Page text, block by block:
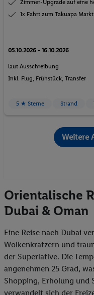
Zimmer-Upgrade auf eine
1x Fahrt zum Takuapa
05.10.2026 - 16.10.2026
laut Ausschreibung
Inkl. Flug, Frühstück, Transfer
5 ★ Sterne Strand
Weitere
Orientalische
Dubai & Oman
Eine Reise nach Dubai
Wolkenkratzern und
der Superlative. Die
angenehmen 25 Grad,
Shopping, Erholung und
verwandelt sich der